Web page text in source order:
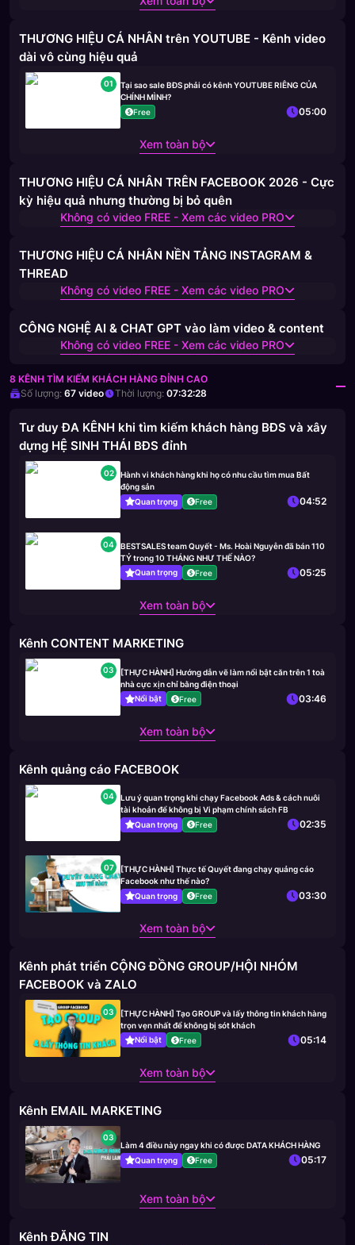
THƯƠNG HIỆU CÁ NHÂN trên YOUTUBE - Kênh video
dài vô cùng hiệu quả
01
Tại sao sale BĐS phải có kênh YOUTUBE RIÊNG CỦA
CHÍNH MÌNH?
Free
05:00
Xem toàn bộ
THƯƠNG HIỆU CÁ NHÂN TRÊN FACEBOOK 2026 - Cực
kỳ hiệu quả nhưng thường bị bỏ quên
Không có video FREE - Xem các video PRO
THƯƠNG HIỆU CÁ NHÂN NỀN TẢNG INSTAGRAM &
THREAD
Không có video FREE - Xem các video PRO
CÔNG NGHỆ AI & CHAT GPT vào làm video & content
Không có video FREE - Xem các video PRO
8 KÊNH TÌM KIẾM KHÁCH HÀNG ĐỈNH CAO
Số lượng: 67 video Thời lượng: 07:32:28
Tư duy ĐA KÊNH khi tìm kiếm khách hàng BĐS và xây
dựng HỆ SINH THÁI BĐS đỉnh
02
Hành vi khách hàng khi họ có nhu cầu tìm mua Bất
động sản
Quan trọng
Free 04:52
04
BESTSALES team Quyết - Ms. Hoài Nguyễn đã bán 110
TỶ trong 10 THÁNG NHƯ THẾ NÀO?
Quan trọng
Free 05:25
Xem toàn bộ
Kênh CONTENT MARKETING
03
[THỰC HÀNH] Hướng dẫn vẽ làm nổi bật căn trên 1 toà
nhà cực xịn chỉ bằng điện thoại
Nổi bật
Free 03:46
Xem toàn bộ
Kênh quảng cáo FACEBOOK
04
Lưu ý quan trọng khi chạy Facebook Ads & cách nuôi
tài khoản để không bị Vi phạm chính sách FB
Quan trọng
Free 02:35
07
[THỰC HÀNH] Thực tế Quyết đang chạy quảng cáo
Facebook như thế nào?
Quan trọng
Free 03:30
Xem toàn bộ
Kênh phát triển CỘNG ĐỒNG GROUP/HỘI NHÓM
FACEBOOK và ZALO
03
[THỰC HÀNH] Tạo GROUP và lấy thông tin khách hàng
trọn vẹn nhất để không bị sót khách
Nổi bật
Free 05:14
Xem toàn bộ
Kênh EMAIL MARKETING
03
Làm 4 điều này ngay khi có được DATA KHÁCH HÀNG
Quan trọng
Free 05:17
Xem toàn bộ
Kênh ĐĂNG TIN